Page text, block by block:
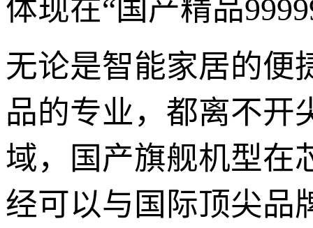
体现在“国产精品
无论是智能家居的便
品的专业，都离不开
域，国产旗舰机型在
经可以与国际顶尖品